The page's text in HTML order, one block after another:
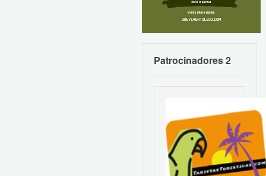
Patrocinadores 2